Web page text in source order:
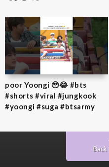
poor Yoongi 🥹😂 #bts
#shorts #viral #jungkook
#yoongi #suga #btsarmy